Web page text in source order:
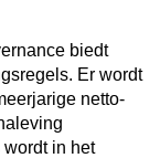
biedt
Er wordt
netto-
in het